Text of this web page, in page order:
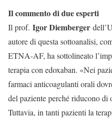
Il commento di due esperti
Il prof. Igor Diemberger
autore di questa sottoanalisi,
ETNA-AF, ha sottolineato
terapia con edoxaban. «Nei
farmaci anticoagulanti orali
del paziente perché riducono
Tuttavia, in tanti pazienti la